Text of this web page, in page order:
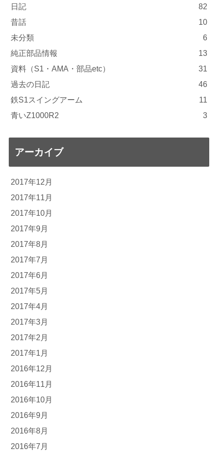
日記
82
昔話
10
未分類
6
純正部品情報
13
資料（S1・AMA・部品etc）
31
過去の日記
46
鉄S1スイングアーム
11
青いZ1000R2
3
アーカイブ
2017年12月
2017年11月
2017年10月
2017年9月
2017年8月
2017年7月
2017年6月
2017年5月
2017年4月
2017年3月
2017年2月
2017年1月
2016年12月
2016年11月
2016年10月
2016年9月
2016年8月
2016年7月